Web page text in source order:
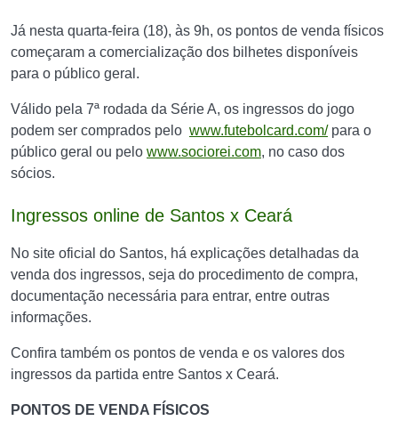
Já nesta quarta-feira (18), às 9h, os pontos de venda físicos
começaram a comercialização dos bilhetes disponíveis
para o público geral.
Válido pela 7ª rodada da Série A, os ingressos do jogo
podem ser comprados pelo www.futebolcard.com/para o
público geral ou pelo www.sociorei.com, no caso dos
sócios.
Ingressos online de Santos x Ceará
No site oficial do Santos, há explicações detalhadas da
venda dos ingressos, seja do procedimento de compra,
documentação necessária para entrar, entre outras
informações.
Confira também os pontos de venda e os valores dos
ingressos da partida entre Santos x Ceará.
PONTOS DE VENDA FÍSICOS